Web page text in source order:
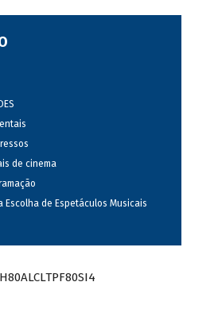
de cinema
Escolha de Espetáculos Musicais